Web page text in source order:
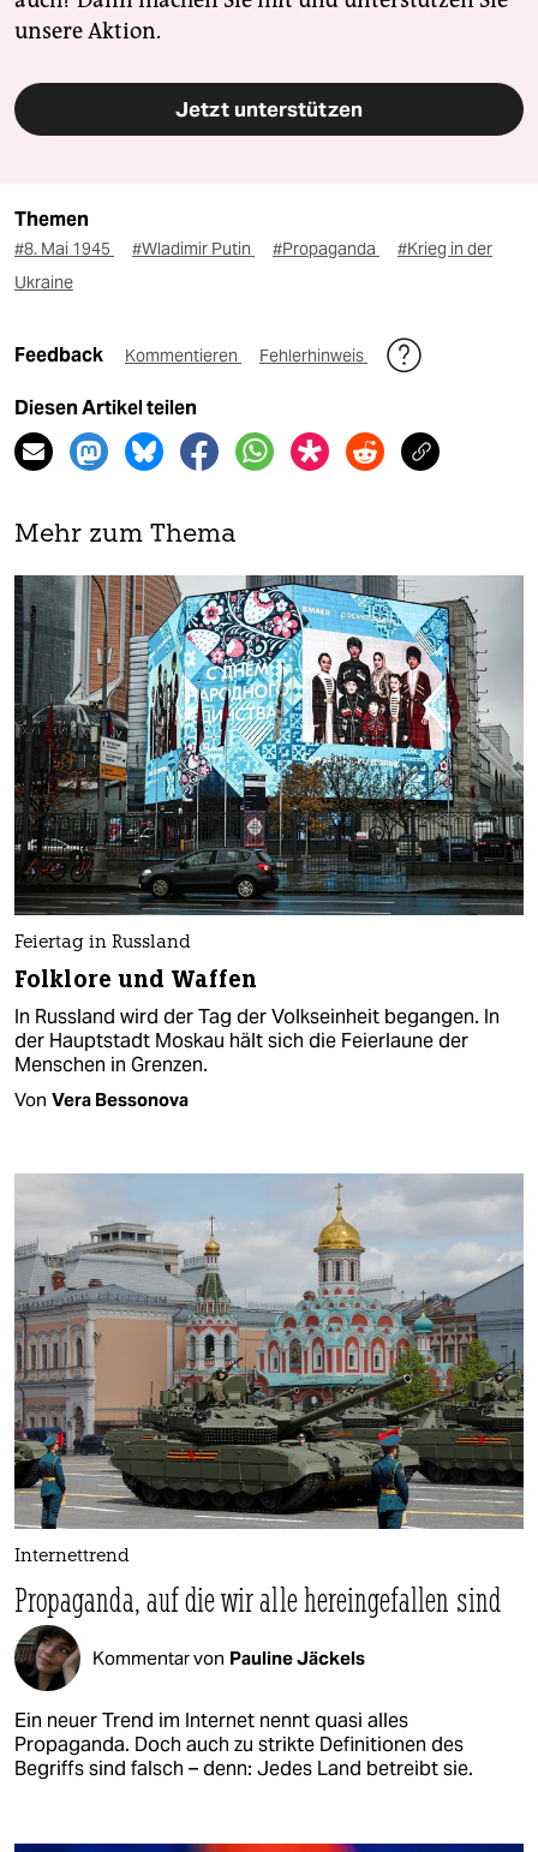
unsere Aktion.
Jetzt unterstützen
Themen
#8. Mai 1945 #Wladimir Putin #Propaganda
#Krieg in der
Ukraine
Feedback Kommentieren Fehlerhinweis
Diesen Artikel teilen
Mehr zum Thema
Feiertag in Russland
Folklore und Waffen
In Russland wird der Tag der Volkseinheit begangen. In
der Hauptstadt Moskau hält sich die Feierlaune der
Menschen in Grenzen.
Von Vera Bessonova
Internettrend
Propaganda, auf die wir alle hereingefallen sind
Kommentar von Pauline Jäckels
Ein neuer Trend im Internet nennt quasi alles
Propaganda. Doch auch zu strikte Definitionen des
Begriffs sind falsch – denn: Jedes Land betreibt sie.